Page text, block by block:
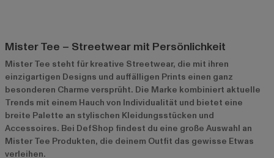
Mister Tee – Streetwear mit Persönlichkeit
Mister Tee steht für kreative Streetwear, die mit ihren
einzigartigen Designs und auffälligen Prints einen ganz
besonderen Charme versprüht. Die Marke kombiniert aktuelle
Trends mit einem Hauch von Individualität und bietet eine
breite Palette an stylischen Kleidungsstücken und
Accessoires. Bei DefShop findest du eine große Auswahl an
Mister Tee Produkten, die deinem Outfit das gewisse Etwas
verleihen.